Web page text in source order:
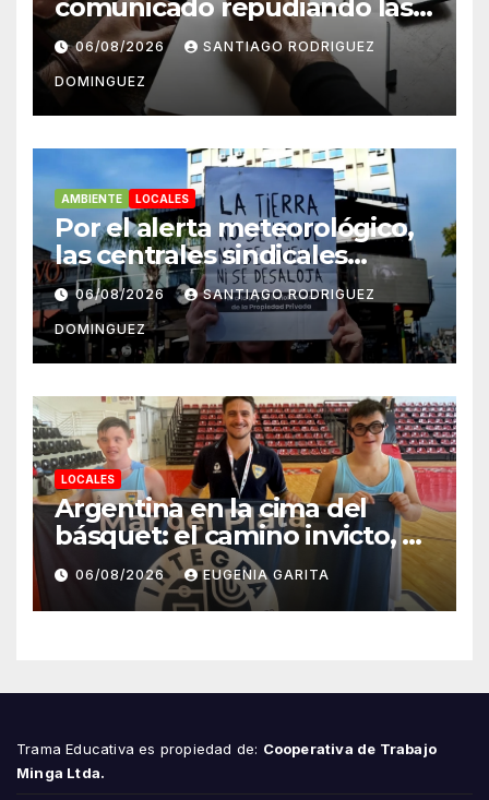
comunicado repudiando las
cuentas pseudo periodísticas
de Instagram en Mar del
Plata
06/08/2026 SANTIAGO RODRIGUEZ
DOMINGUEZ
AMBIENTE LOCALES
Por el alerta meteorológico,
las centrales sindicales
suspendieron la convocatoria
contra la Ley de Tierras en
Mar del Plata
06/08/2026 SANTIAGO RODRIGUEZ
DOMINGUEZ
LOCALES
Argentina en la cima del
básquet: el camino invicto, el
esfuerzo familiar y la jugada
que valió un Mundial
06/08/2026 EUGENIA GARITA
Trama Educativa es propiedad de: Cooperativa de Trabajo
Minga Ltda.